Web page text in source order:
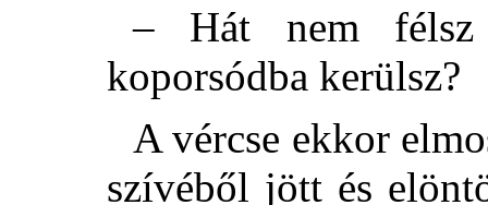
– Hát nem
koporsódba kerülsz?
A vércse ekkor
szívéből jött és